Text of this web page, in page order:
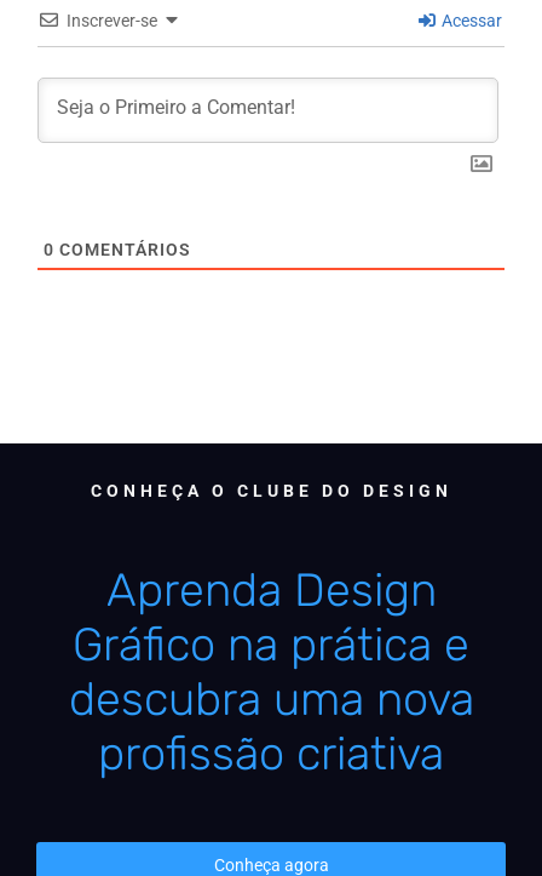
Inscrever-se Acessar
0 COMENTÁRIOS
CONHEÇA O CLUBE DO DESIGN
Aprenda Design
Gráfico na prática e
descubra uma nova
profissão criativa
Conheça agora